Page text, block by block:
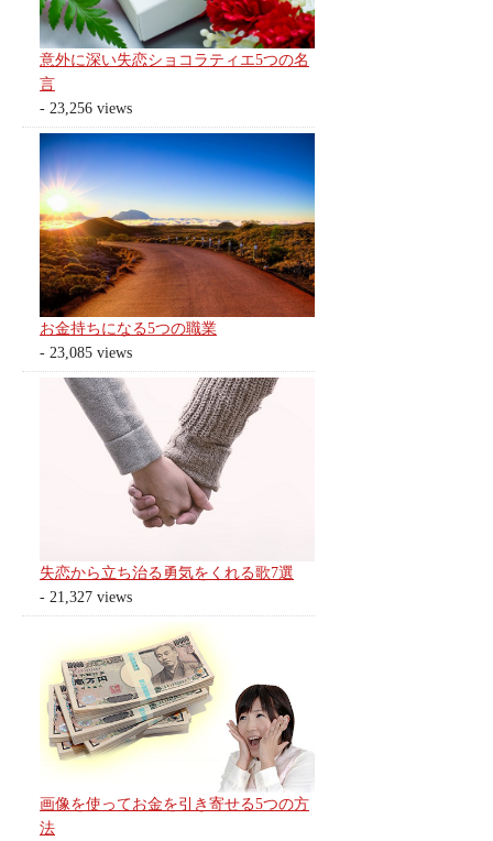
意外に深い失恋ショコラティエ5つの名
言
- 23,256 views
お金持ちになる5つの職業
- 23,085 views
失恋から立ち治る勇気をくれる歌7選
- 21,327 views
画像を使ってお金を引き寄せる5つの方
法